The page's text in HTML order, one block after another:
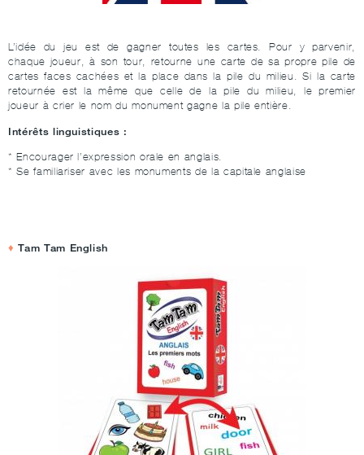
L’idée du jeu est de gagner toutes les cartes. Pour y parvenir,
chaque joueur, à son tour, retourne une carte de sa propre pile de
cartes faces cachées et la place dans la pile du milieu. Si la carte
retournée est la même que celle de la pile du milieu, le premier
joueur à crier le nom du monument gagne la pile entière.
Intérêts linguistiques :
* Encourager l’expression orale en anglais.
* Se familiariser avec les monuments de la capitale anglaise
Tam Tam English